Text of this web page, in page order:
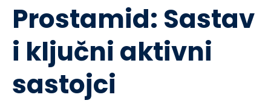
Prostamid: Sastav
i ključni aktivni
sastojci